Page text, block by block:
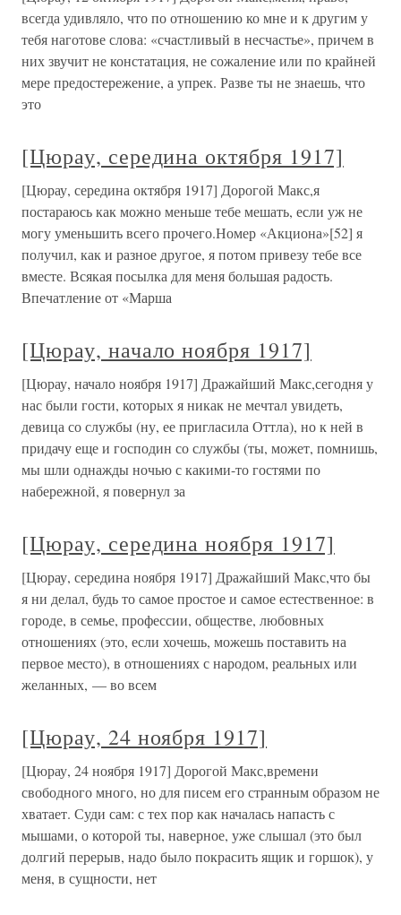
всегда удивляло, что по отношению ко мне и к другим у
тебя наготове слова: «счастливый в несчастье», причем в
них звучит не констатация, не сожаление или по крайней
мере предостережение, а упрек. Разве ты не знаешь, что
это
[Цюрау, середина октября 1917]
[Цюрау, середина октября 1917] Дорогой Макс,я
постараюсь как можно меньше тебе мешать, если уж не
могу уменьшить всего прочего.Номер «Акциона»[52] я
получил, как и разное другое, я потом привезу тебе все
вместе. Всякая посылка для меня большая радость.
Впечатление от «Марша
[Цюрау, начало ноября 1917]
[Цюрау, начало ноября 1917] Дражайший Макс,сегодня у
нас были гости, которых я никак не мечтал увидеть,
девица со службы (ну, ее пригласила Оттла), но к ней в
придачу еще и господин со службы (ты, может, помнишь,
мы шли однажды ночью с какими-то гостями по
набережной, я повернул за
[Цюрау, середина ноября 1917]
[Цюрау, середина ноября 1917] Дражайший Макс,что бы
я ни делал, будь то самое простое и самое естественное: в
городе, в семье, профессии, обществе, любовных
отношениях (это, если хочешь, можешь поставить на
первое место), в отношениях с народом, реальных или
желанных, — во всем
[Цюрау, 24 ноября 1917]
[Цюрау, 24 ноября 1917] Дорогой Макс,времени
свободного много, но для писем его странным образом не
хватает. Суди сам: с тех пор как началась напасть с
мышами, о которой ты, наверное, уже слышал (это был
долгий перерыв, надо было покрасить ящик и горшок), у
меня, в сущности, нет